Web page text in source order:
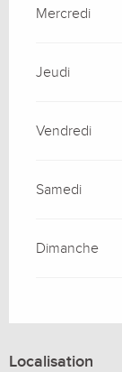
Mercredi
Jeudi
Vendredi
Samedi
Dimanche
Localisation